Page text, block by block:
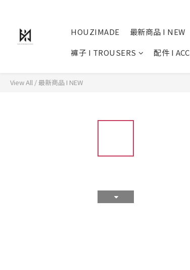
HOUZIMADE 最新商品 I NEW
褲子 I TROUSERS
配件 I ACC
View All /最新商品 I NEW